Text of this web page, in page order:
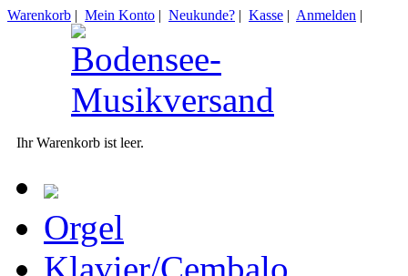
Warenkorb | Mein Konto | Neukunde? | Kasse | Anmelden |
Ihr Warenkorb ist leer.
Orgel